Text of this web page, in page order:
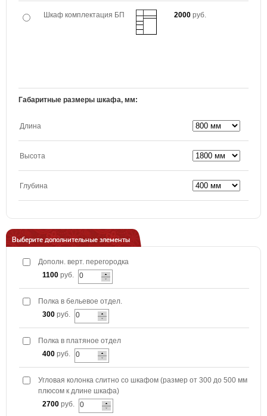
Шкаф комплектация БП 2000 руб.
Габаритные размеры шкафа, мм:
Длина
Высота
Глубина
Выберите дополнительные элементы
Дополн. верт. перегородка
1100 руб.
Полка в бельевое отдел.
300 руб.
Полка в платяное отдел
400 руб.
Угловая колонка слитно со шкафом (размер от 300 до 500 мм
плюсом к длине шкафа)
2700 руб.